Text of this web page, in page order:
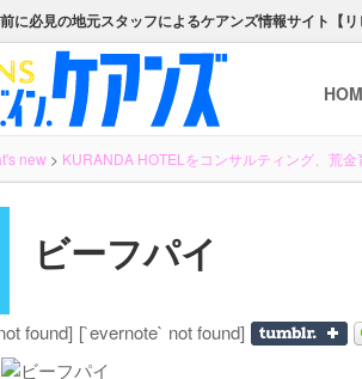
に必見の地元スタッフによるケアンズ情報サイト【
new > KURANDA HOTELをコンサルティング、荒
ビーフパイ
found] [`evernote` not found]